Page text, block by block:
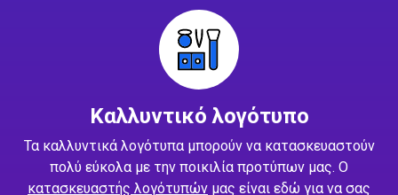
Καλλυντικό λογότυπο
Τα καλλυντικά λογότυπα μπορούν να κατασκευαστούν
πολύ εύκολα με την ποικιλία προτύπων μας. Ο
κατασκευαστής λογότυπών μας είναι εδώ για να σας